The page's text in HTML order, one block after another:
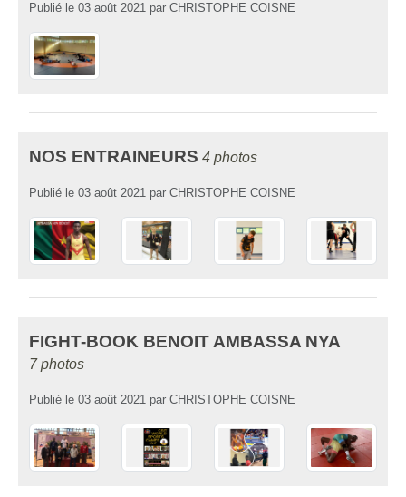
Publié le 03 août 2021 par CHRISTOPHE COISNE
NOS ENTRAINEURS 4 photos
Publié le 03 août 2021 par CHRISTOPHE COISNE
FIGHT-BOOK BENOIT AMBASSA NYA
7 photos
Publié le 03 août 2021 par CHRISTOPHE COISNE